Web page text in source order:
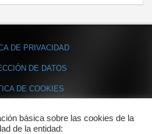
DE PRIVACIDAD
DE DATOS
DE COOKIES
básica sobre las cookies de la
de la entidad: